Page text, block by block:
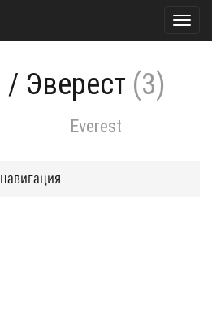
/ Эверест (3)
Everest
навигация